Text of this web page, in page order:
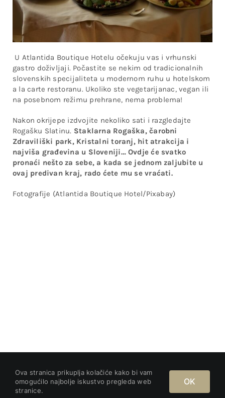
U Atlantida Boutique Hotelu očekuju vas i vrhunski
gastro doživljaji. Počastite se nekim od tradicionalnih
slovenskih specijaliteta u modernom ruhu u hotelskom
a la carte restoranu. Ukoliko ste vegetarijanac, vegan ili
na posebnom režimu prehrane, nema problema!
Nakon okrijepe izdvojite nekoliko sati i razgledajte
Rogašku Slatinu. Staklarna Rogaška, čarobni
Zdraviliški park, Kristalni toranj, hit atrakcija i
najviša građevina u Sloveniji… Ovdje će svatko
pronaći nešto za sebe, a kada se jednom zaljubite u
ovaj predivan kraj, rado ćete mu se vraćati.
Fotografije (Atlantida Boutique Hotel/Pixabay)
2023 Mily Food | Sva prava pridržana
Brand design: Irys Design, Slavonski Brod
Ova stranica prikuplja kolačiće kako bi vam
omogućilo najbolje iskustvo pregleda web
stranice.
OK